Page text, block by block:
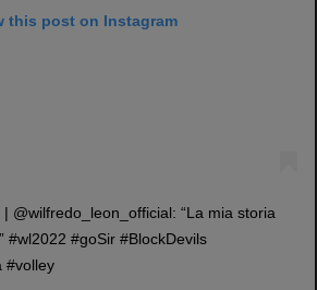
this post on Instagram
@wilfredo_leon_official: “La mia storia
#wl2022 #goSir #BlockDevils
#volley